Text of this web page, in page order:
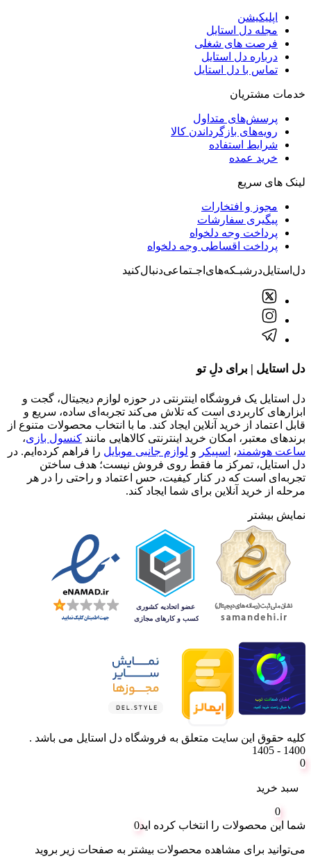
اپلیکیشن
مجله دل استایل
فرصت های شغلی
درباره دل استایل
تماس با دل استایل
خدمات مشتریان
پرسش‌های متداول
رویه‌های بازگرداندن کالا
شرایط استفاده
خرید عمده
لینک های سریع
مجوز و افتخارات
پیگیری سفارشات
پرداخت وجه دلخواه
پرداخت اقساطی وجه دلخواه
دل‌استایل‌در‌‌شبـکه‌های‌اجـتماعی‌دنبال‌کنید
دل استایل | برای دلِ تو
دل استایل یک فروشگاه اینترنتی در حوزه لوازم دیجیتال، گجت و
ابزارهای کاربردی است که تلاش می‌کند تجربه‌ای ساده، سریع و
قابل اعتماد از خرید آنلاین ایجاد کند. ما با انتخاب محصولات متنوع از
برندهای معتبر، امکان خرید اینترنتی کالاهایی مانند کنسول بازی،
ساعت هوشمند، اسپیکر و لوازم جانبی موبایل را فراهم کرده‌ایم. در
دل استایل، تمرکز ما فقط روی فروش نیست؛ هدف ساختن
تجربه‌ای است که در کنار کیفیت، حس اعتماد و راحتی را در هر
مرحله از خرید آنلاین برای شما ایجاد کند.
نمایش بیشتر
کلیه حقوق این سایت متعلق به فروشگاه دل استایل می باشد .
1400 - 1405
0
سبد خرید
0
شما این محصولات را انتخاب کرده اید0
می‌توانید برای مشاهده محصولات بیشتر به صفحات زیر بروید